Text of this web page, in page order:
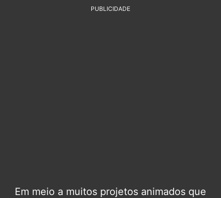
PUBLICIDADE
Em meio a muitos projetos animados que